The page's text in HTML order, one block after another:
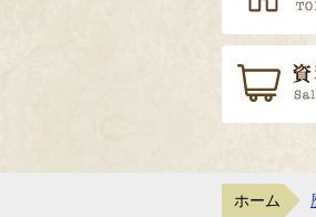
ホーム